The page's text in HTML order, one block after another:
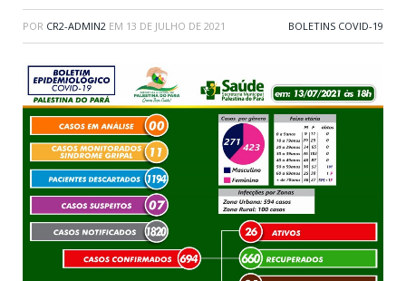
POR CR2-ADMIN2 EM 13 DE JULHO DE 2021 BOLETINS COVID-19